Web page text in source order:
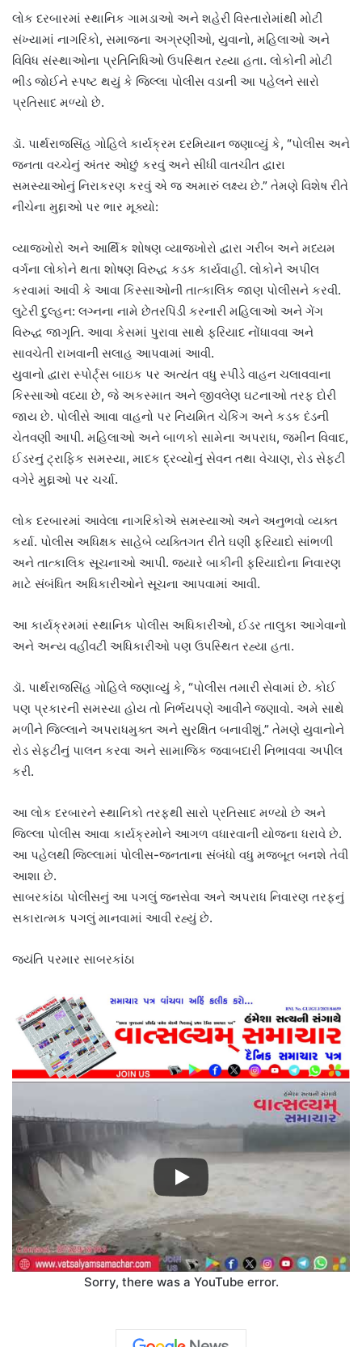
લોક દરબારમાં સ્થાનિક ગામડાઓ અને શહેરી વિસ્તારોમાંથી મોટી
સંખ્યામાં નાગરિકો, સમાજના અગ્રણીઓ, યુવાનો, મહિલાઓ અને
વિવિધ સંસ્થાઓના પ્રતિનિધિઓ ઉપસ્થિત રહ્યા હતા. લોકોની મોટી
ભીડ જોઈને સ્પષ્ટ થયું કે જિલ્લા પોલીસ વડાની આ પહેલને સારો
પ્રતિસાદ મળ્યો છે.
ડૉ. પાર્થરાજસિંહ ગોહિલે કાર્યક્રમ દરમિયાન જણાવ્યું કે, “પોલીસ અને
જનતા વચ્ચેનું અંતર ઓછું કરવું અને સીધી વાતચીત દ્વારા
સમસ્યાઓનું નિરાકરણ કરવું એ જ અમારું લક્ષ્ય છે.” તેમણે વિશેષ રીતે
નીચેના મુદ્દાઓ પર ભાર મૂક્યો:
વ્યાજખોરો અને આર્થિક શોષણ વ્યાજખોરો દ્વારા ગરીબ અને મધ્યમ
વર્ગના લોકોને થતા શોષણ વિરુદ્ધ કડક કાર્યવાહી. લોકોને અપીલ
કરવામાં આવી કે આવા કિસ્સાઓની તાત્કાલિક જાણ પોલીસને કરવી.
લુટેરી દુલ્હન: લગ્નના નામે છેતરપિંડી કરનારી મહિલાઓ અને ગેંગ
વિરુદ્ધ જાગૃતિ. આવા કેસમાં પુરાવા સાથે ફરિયાદ નોંધાવવા અને
સાવચેતી રાખવાની સલાહ આપવામાં આવી.
યુવાનો દ્વારા સ્પોર્ટ્સ બાઇક પર અત્યંત વધુ સ્પીડે વાહન ચલાવવાના
કિસ્સાઓ વધ્યા છે, જે અકસ્માત અને જીવલેણ ઘટનાઓ તરફ દોરી
જાય છે. પોલીસે આવા વાહનો પર નિયમિત ચેકિંગ અને કડક દંડની
ચેતવણી આપી. મહિલાઓ અને બાળકો સામેના અપરાધ, જમીન વિવાદ,
ઈડરનું ટ્રાફિક સમસ્યા, માદક દ્રવ્યોનું સેવન તથા વેચાણ, રોડ સેફ્ટી
વગેરે મુદ્દાઓ પર ચર્ચા.
લોક દરબારમાં આવેલા નાગરિકોએ સમસ્યાઓ અને અનુભવો વ્યક્ત
કર્યા. પોલીસ અધિક્ષક સાહેબે વ્યક્તિગત રીતે ઘણી ફરિયાદો સાંભળી
અને તાત્કાલિક સૂચનાઓ આપી. જ્યારે બાકીની ફરિયાદોના નિવારણ
માટે સંબંધિત અધિકારીઓને સૂચના આપવામાં આવી.
આ કાર્યક્રમમાં સ્થાનિક પોલીસ અધિકારીઓ, ઈડર તાલુકા આગેવાનો
અને અન્ય વહીવટી અધિકારીઓ પણ ઉપસ્થિત રહ્યા હતા.
ડૉ. પાર્થરાજસિંહ ગોહિલે જણાવ્યું કે, “પોલીસ તમારી સેવામાં છે. કોઈ
પણ પ્રકારની સમસ્યા હોય તો નિર્ભયપણે આવીને જણાવો. અમે સાથે
મળીને જિલ્લાને અપરાધમુક્ત અને સુરક્ષિત બનાવીશું.” તેમણે યુવાનોને
રોડ સેફ્ટીનું પાલન કરવા અને સામાજિક જવાબદારી નિભાવવા અપીલ
કરી.
આ લોક દરબારને સ્થાનિકો તરફથી સારો પ્રતિસાદ મળ્યો છે અને
જિલ્લા પોલીસ આવા કાર્યક્રમોને આગળ વધારવાની યોજના ધરાવે છે.
આ પહેલથી જિલ્લામાં પોલીસ-જનતાના સંબંધો વધુ મજબૂત બનશે તેવી
આશા છે.
સાબરકાંઠા પોલીસનું આ પગલું જનસેવા અને અપરાધ નિવારણ તરફનું
સકારાત્મક પગલું માનવામાં આવી રહ્યું છે.
જયંતિ પરમાર સાબરકાંઠા
Sorry, there was a YouTube error.